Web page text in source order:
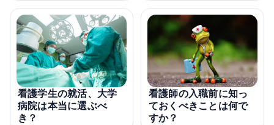
看護学生の就活、大学
病院は本当に選ぶべ
き？
看護師の入職前に知っ
ておくべきことは何で
すか？